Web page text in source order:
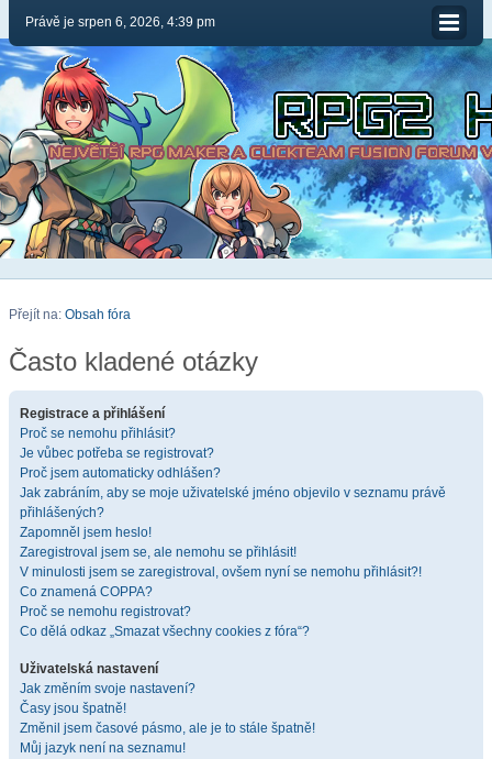
Právě je srpen 6, 2026, 4:39 pm
Přejít na: Obsah fóra
Často kladené otázky
Registrace a přihlášení
Proč se nemohu přihlásit?
Je vůbec potřeba se registrovat?
Proč jsem automaticky odhlášen?
Jak zabráním, aby se moje uživatelské jméno objevilo v seznamu právě
přihlášených?
Zapomněl jsem heslo!
Zaregistroval jsem se, ale nemohu se přihlásit!
V minulosti jsem se zaregistroval, ovšem nyní se nemohu přihlásit?!
Co znamená COPPA?
Proč se nemohu registrovat?
Co dělá odkaz „Smazat všechny cookies z fóra“?
Uživatelská nastavení
Jak změním svoje nastavení?
Časy jsou špatně!
Změnil jsem časové pásmo, ale je to stále špatně!
Můj jazyk není na seznamu!